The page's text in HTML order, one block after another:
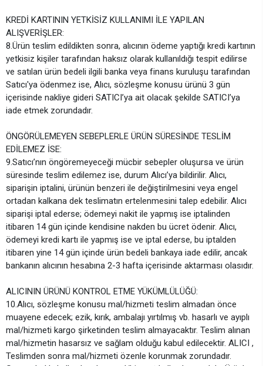
KREDİ KARTININ YETKİSİZ KULLANIMI İLE YAPILAN
ALIŞVERİŞLER:
8.Ürün teslim edildikten sonra, alıcının ödeme yaptığı kredi kartının
yetkisiz kişiler tarafından haksız olarak kullanıldığı tespit edilirse
ve satılan ürün bedeli ilgili banka veya finans kuruluşu tarafından
Satıcı'ya ödenmez ise, Alıcı, sözleşme konusu ürünü 3 gün
içerisinde nakliye gideri SATICI’ya ait olacak şekilde SATICI’ya
iade etmek zorundadır.
ÖNGÖRÜLEMEYEN SEBEPLERLE ÜRÜN SÜRESİNDE TESLİM
EDİLEMEZ İSE:
9.Satıcı’nın öngöremeyeceği mücbir sebepler oluşursa ve ürün
süresinde teslim edilemez ise, durum Alıcı’ya bildirilir. Alıcı,
siparişin iptalini, ürünün benzeri ile değiştirilmesini veya engel
ortadan kalkana dek teslimatın ertelenmesini talep edebilir. Alıcı
siparişi iptal ederse; ödemeyi nakit ile yapmış ise iptalinden
itibaren 14 gün içinde kendisine nakden bu ücret ödenir. Alıcı,
ödemeyi kredi kartı ile yapmış ise ve iptal ederse, bu iptalden
itibaren yine 14 gün içinde ürün bedeli bankaya iade edilir, ancak
bankanın alıcının hesabına 2-3 hafta içerisinde aktarması olasıdır.
ALICININ ÜRÜNÜ KONTROL ETME YÜKÜMLÜLÜĞÜ:
10.Alıcı, sözleşme konusu mal/hizmeti teslim almadan önce
muayene edecek; ezik, kırık, ambalajı yırtılmış vb. hasarlı ve ayıplı
mal/hizmeti kargo şirketinden teslim almayacaktır. Teslim alınan
mal/hizmetin hasarsız ve sağlam olduğu kabul edilecektir. ALICI ,
Teslimden sonra mal/hizmeti özenle korunmak zorundadır.